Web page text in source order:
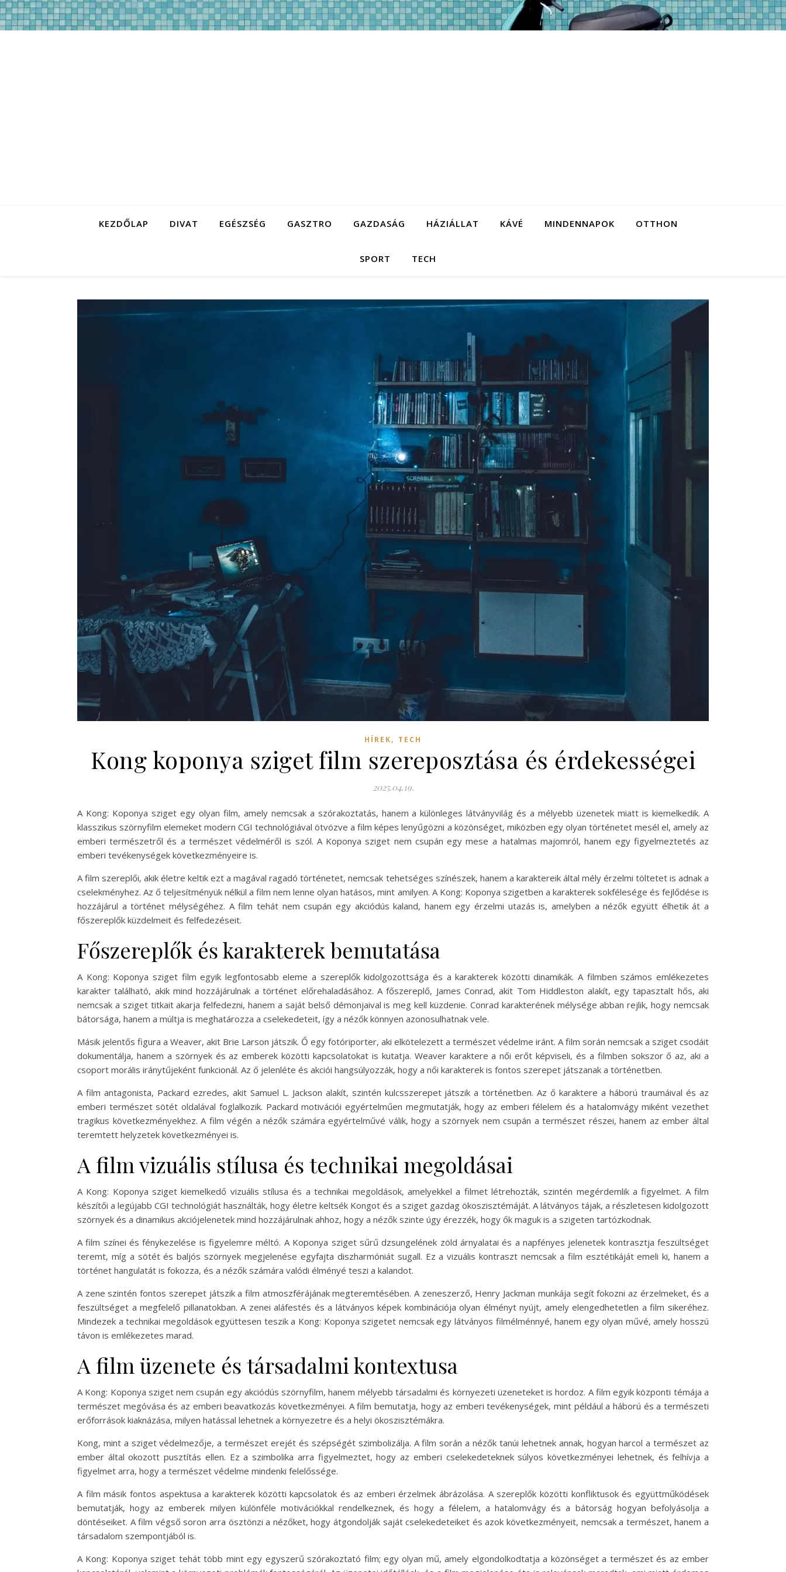
KEZDŐLAP DIVAT EGÉSZSÉG GASZTRO GAZDASÁG HÁZIÁLLAT KÁVÉ MINDENNAPOK OTTHON
SPORT TECH
HÍREK, TECH
Kong koponya sziget film szereposztása és érdekességei
2025.04.19.
A Kong: Koponya sziget egy olyan film, amely nemcsak a szórakoztatás, hanem a különleges látványvilág és a mélyebb üzenetek miatt is kiemelkedik. A
klasszikus szörnyfilm elemeket modern CGI technológiával ötvözve a film képes lenyűgözni a közönséget, miközben egy olyan történetet mesél el, amely az
emberi természetről és a természet védelméről is szól. A Koponya sziget nem csupán egy mese a hatalmas majomról, hanem egy figyelmeztetés az
emberi tevékenységek következményeire is.
A film szereplői, akik életre keltik ezt a magával ragadó történetet, nemcsak tehetséges színészek, hanem a karaktereik által mély érzelmi töltetet is adnak a
cselekményhez. Az ő teljesítményük nélkül a film nem lenne olyan hatásos, mint amilyen. A Kong: Koponya szigetben a karakterek sokfélesége és fejlődése is
hozzájárul a történet mélységéhez. A film tehát nem csupán egy akciódús kaland, hanem egy érzelmi utazás is, amelyben a nézők együtt élhetik át a
főszereplők küzdelmeit és felfedezéseit.
Főszereplők és karakterek bemutatása
A Kong: Koponya sziget film egyik legfontosabb eleme a szereplők kidolgozottsága és a karakterek közötti dinamikák. A filmben számos emlékezetes
karakter található, akik mind hozzájárulnak a történet előrehaladásához. A főszereplő, James Conrad, akit Tom Hiddleston alakít, egy tapasztalt hős, aki
nemcsak a sziget titkait akarja felfedezni, hanem a saját belső démonjaival is meg kell küzdenie. Conrad karakterének mélysége abban rejlik, hogy nemcsak
bátorsága, hanem a múltja is meghatározza a cselekedeteit, így a nézők könnyen azonosulhatnak vele.
Másik jelentős figura a Weaver, akit Brie Larson játszik. Ő egy fotóriporter, aki elkötelezett a természet védelme iránt. A film során nemcsak a sziget csodáit
dokumentálja, hanem a szörnyek és az emberek közötti kapcsolatokat is kutatja. Weaver karaktere a női erőt képviseli, és a filmben sokszor ő az, aki a
csoport morális iránytűjeként funkcionál. Az ő jelenléte és akciói hangsúlyozzák, hogy a női karakterek is fontos szerepet játszanak a történetben.
A film antagonista, Packard ezredes, akit Samuel L. Jackson alakít, szintén kulcsszerepet játszik a történetben. Az ő karaktere a háború traumáival és az
emberi természet sötét oldalával foglalkozik. Packard motivációi egyértelműen megmutatják, hogy az emberi félelem és a hatalomvágy miként vezethet
tragikus következményekhez. A film végén a nézők számára egyértelművé válik, hogy a szörnyek nem csupán a természet részei, hanem az ember által
teremtett helyzetek következményei is.
A film vizuális stílusa és technikai megoldásai
A Kong: Koponya sziget kiemelkedő vizuális stílusa és a technikai megoldások, amelyekkel a filmet létrehozták, szintén megérdemlik a figyelmet. A film
készítői a legújabb CGI technológiát használták, hogy életre keltsék Kongot és a sziget gazdag ökoszisztémáját. A látványos tájak, a részletesen kidolgozott
szörnyek és a dinamikus akciójelenetek mind hozzájárulnak ahhoz, hogy a nézők szinte úgy érezzék, hogy ők maguk is a szigeten tartózkodnak.
A film színei és fénykezelése is figyelemre méltó. A Koponya sziget sűrű dzsungelének zöld árnyalatai és a napfényes jelenetek kontrasztja feszültséget
teremt, míg a sötét és baljós szörnyek megjelenése egyfajta diszharmóniát sugall. Ez a vizuális kontraszt nemcsak a film esztétikáját emeli ki, hanem a
történet hangulatát is fokozza, és a nézők számára valódi élményé teszi a kalandot.
A zene szintén fontos szerepet játszik a film atmoszférájának megteremtésében. A zeneszerző, Henry Jackman munkája segít fokozni az érzelmeket, és a
feszültséget a megfelelő pillanatokban. A zenei aláfestés és a látványos képek kombinációja olyan élményt nyújt, amely elengedhetetlen a film sikeréhez.
Mindezek a technikai megoldások együttesen teszik a Kong: Koponya szigetet nemcsak egy látványos filmélménnyé, hanem egy olyan művé, amely hosszú
távon is emlékezetes marad.
A film üzenete és társadalmi kontextusa
A Kong: Koponya sziget nem csupán egy akciódús szörnyfilm, hanem mélyebb társadalmi és környezeti üzeneteket is hordoz. A film egyik központi témája a
természet megóvása és az emberi beavatkozás következményei. A film bemutatja, hogy az emberi tevékenységek, mint például a háború és a természeti
erőforrások kiaknázása, milyen hatással lehetnek a környezetre és a helyi ökoszisztémákra.
Kong, mint a sziget védelmezője, a természet erejét és szépségét szimbolizálja. A film során a nézők tanúi lehetnek annak, hogyan harcol a természet az
ember által okozott pusztítás ellen. Ez a szimbolika arra figyelmeztet, hogy az emberi cselekedeteknek súlyos következményei lehetnek, és felhívja a
figyelmet arra, hogy a természet védelme mindenki felelőssége.
A film másik fontos aspektusa a karakterek közötti kapcsolatok és az emberi érzelmek ábrázolása. A szereplők közötti konfliktusok és együttműködések
bemutatják, hogy az emberek milyen különféle motivációkkal rendelkeznek, és hogy a félelem, a hatalomvágy és a bátorság hogyan befolyásolja a
döntéseiket. A film végső soron arra ösztönzi a nézőket, hogy átgondolják saját cselekedeteiket és azok következményeit, nemcsak a természet, hanem a
társadalom szempontjából is.
A Kong: Koponya sziget tehát több mint egy egyszerű szórakoztató film; egy olyan mű, amely elgondolkodtatja a közönséget a természet és az ember